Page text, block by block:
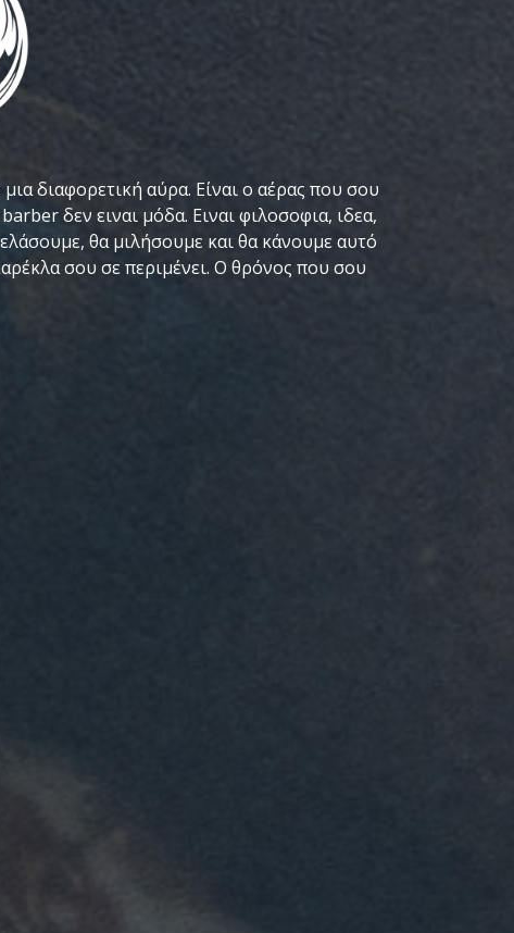
διαφορετική αύρα. Είναι ο αέρας που σου
δεν ειναι μόδα. Ειναι φιλοσοφια, ιδεα,
θα μιλήσουμε και θα κάνουμε αυτό
σου σε περιμένει. Ο θρόνος που σου